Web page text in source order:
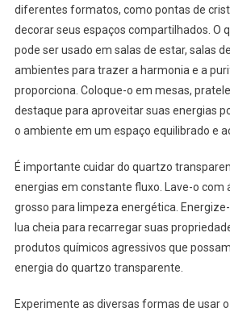
diferentes formatos, como pontas de
decorar seus espaços compartilhados. O
pode ser usado em salas de estar, salas
ambientes para trazer a harmonia e a
proporciona. Coloque-o em mesas,
destaque para aproveitar suas energias
o ambiente em um espaço equilibrado e
É importante cuidar do quartzo
energias em constante fluxo. Lave-o com
grosso para limpeza energética.
lua cheia para recarregar suas
produtos químicos agressivos que
energia do quartzo transparente.
Experimente as diversas formas de usar